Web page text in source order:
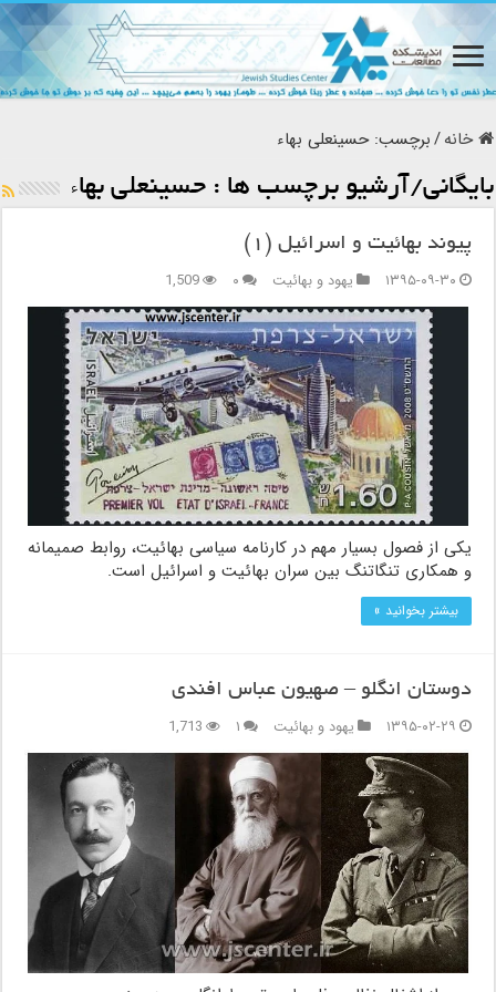
خانه/برچسب:حسینعلی بهاء
بایگانی/آرشیو برچسب ها :حسینعلی بهاء
پیوند بهائیت و اسرائیل (۱)
۱۳۹۵-۰۹-۳۰
یهود و بهائیت ۰ 1,509
یکی از فصول بسیار مهم در کارنامه سیاسی بهائیت، روابط صمیمانه
و همکاری تنگاتنگ بین سران بهائيت و اسرائيل است.
بیشتر بخوانید »
دوستان انگلو – صهیون عباس افندی
۱۳۹۵-۰۲-۲۹
یهود و بهائیت ۱ 1,713